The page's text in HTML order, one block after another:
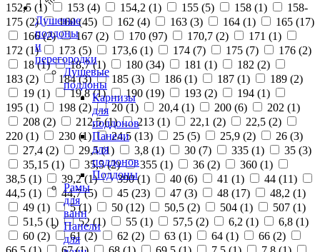
Душевые
поддоны
и
перегородки
Душевые
поддоны
Карнизы
для
поддонов
Панели
для
поддонов
Поддоны
Рамы
для
ванн
Панели
для
152,5 (1) 153 (4) 154,2 (1) 155 (5) 158 (1)
158-
175 (2) 160 (45) 162 (4) 163 (3) 164 (1) 165 (17)
166 (2) 167 (2) 170 (97) 170,7 (2) 171 (1)
172 (1) 173 (5) 173,6 (1) 174 (7) 175 (7) 176 (2)
18 (1) 18,7 (1) 180 (34) 181 (1) 182 (2)
183 (2) 184 (3) 185 (3) 186 (1) 187 (1) 189 (2)
19 (1) 19,8 (1) 190 (19) 193 (2) 194 (1)
195 (1) 198 (2) 20 (1) 20,4 (1) 200 (6) 202 (1)
208 (2) 212,5 (1) 213 (1) 22,1 (2) 22,5 (2)
220 (1) 230 (1) 24,5 (13) 25 (5) 25,9 (2) 26 (3)
27,4 (2) 29,5 (1) 3,8 (1) 30 (7) 335 (1) 35 (3)
35,15 (1) 35,5 (2) 355 (1) 36 (2) 360 (1)
38,5 (1) 39,2 (1) 390 (1) 40 (6) 41 (1) 44 (11)
44,5 (1) 44,7 (5) 45 (23) 47 (3) 48 (17) 48,2 (1)
49 (1) 5 (1) 50 (12) 50,5 (2) 504 (1) 507 (1)
51,5 (1) 52 (1) 55 (1) 57,5 (2) 6,2 (1) 6,8 (1)
60 (2) 61 (2) 62 (2) 63 (1) 64 (1) 66 (2)